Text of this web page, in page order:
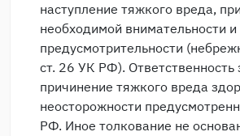
наступление тяжкого вреда, при
необходимой внимательности и
предусмотрительности
ст. 26 УК РФ). Ответственность
причинение тяжкого вреда
неосторожности
РФ. Иное толкование не